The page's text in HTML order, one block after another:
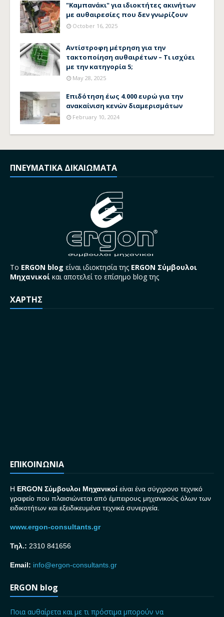
"Καμπανάκι" για ιδιοκτήτες ακινήτων
με αυθαιρεσίες που δεν γνωρίζουν
October 16, 2025
Αντίστροφη μέτρηση για την
τακτοποίηση αυθαιρέτων – Τι ισχύει
με την κατηγορία 5;
May 28, 2025
Επιδότηση έως 4.000 ευρώ για την
ανακαίνιση κενών διαμερισμάτων
February 10, 2024
ΠΝΕΥΜΑΤΙΚΑ ΔΙΚΑΙΩΜΑΤΑ
Το ERGON blog είναι ιδιοκτησία της ERGON Σύμβουλοι
Μηχανικοί και αποτελεί το επίσημο blog της
ΧΑΡΤΗΣ
ΕΠΙΚΟΙΝΩΝΙΑ
H ERGON Σύμβουλοι Μηχανικοί είναι ένα σύγχρονο τεχνικό
γραφείο που πλαισιώνεται από έμπειρους μηχανικούς όλων των
ειδικοτήτων και εξειδικευμένα τεχνικά συνεργεία.
www.ergon-consultants.gr
Τηλ.: 2310 841656
Email: info@ergon-consultants.gr
ERGON blog
Ποια αυθαίρετα και με τι πρόστιμα μπορούν να